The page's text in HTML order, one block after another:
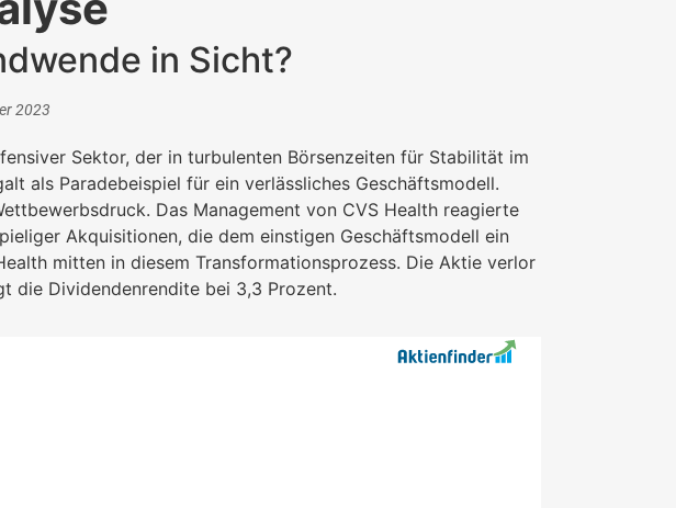
in Sicht?
2023
Sektor, der in turbulenten Börsenzeiten für Stabilität im
als Paradebeispiel für ein verlässliches Geschäftsmodell.
Das Management von CVS Health reagierte
Akquisitionen, die dem einstigen Geschäftsmodell ein
mitten in diesem Transformationsprozess. Die Aktie verlor
die Dividendenrendite bei 3,3 Prozent.